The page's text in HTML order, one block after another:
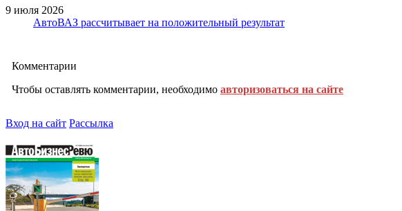
9 июля 2026
АвтоВАЗ рассчитывает на положительный результат
Комментарии
Чтобы оставлять комментарии, необходимо авторизоваться на сайте
Вход на сайт Рассылка